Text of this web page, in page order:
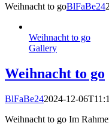
Weihnacht to goBlFaBe24
Weihnacht to go
Gallery
Weihnacht to go
BlFaBe242024-12-
Weihnacht to go Im